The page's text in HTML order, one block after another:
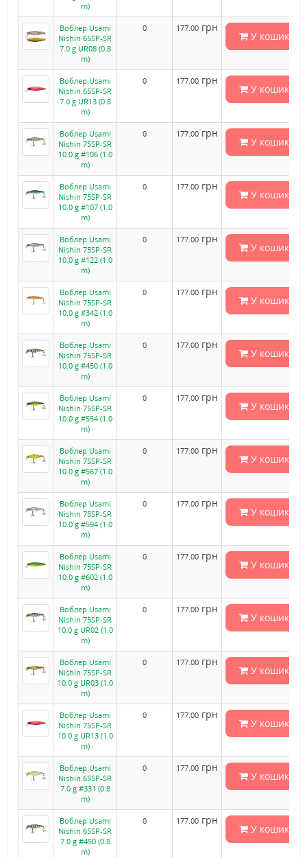
m)
Воблер Usami
Nishin 65SP-SR
7.0 g UR08 (0.8
m)
0 177.00 грн
У кошик
Воблер Usami
Nishin 65SP-SR
7.0 g UR13 (0.8
m)
0 177.00 грн
У кошик
Воблер Usami
Nishin 75SP-SR
10.0 g #106 (1.0
m)
0 177.00 грн
У кошик
Воблер Usami
Nishin 75SP-SR
10.0 g #107 (1.0
m)
0 177.00 грн
У кошик
Воблер Usami
Nishin 75SP-SR
10.0 g #122 (1.0
m)
0 177.00 грн
У кошик
Воблер Usami
Nishin 75SP-SR
10.0 g #342 (1.0
m)
0 177.00 грн
У кошик
Воблер Usami
Nishin 75SP-SR
10.0 g #450 (1.0
m)
0 177.00 грн
У кошик
Воблер Usami
Nishin 75SP-SR
10.0 g #554 (1.0
m)
0 177.00 грн
У кошик
Воблер Usami
Nishin 75SP-SR
10.0 g #567 (1.0
m)
0 177.00 грн
У кошик
Воблер Usami
Nishin 75SP-SR
10.0 g #594 (1.0
m)
0 177.00 грн
У кошик
Воблер Usami
Nishin 75SP-SR
10.0 g #602 (1.0
m)
0 177.00 грн
У кошик
Воблер Usami
Nishin 75SP-SR
10.0 g UR02 (1.0
m)
0 177.00 грн
У кошик
Воблер Usami
Nishin 75SP-SR
10.0 g UR03 (1.0
m)
0 177.00 грн
У кошик
Воблер Usami
Nishin 75SP-SR
10.0 g UR13 (1.0
m)
0 177.00 грн
У кошик
Воблер Usami
Nishin 65SP-SR
7.0 g #331 (0.8
m)
0 177.00 грн
У кошик
Воблер Usami
Nishin 65SP-SR
7.0 g #450 (0.8
m)
0 177.00 грн
У кошик